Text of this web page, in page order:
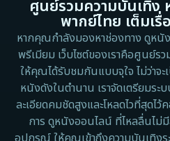
ศูนย์รวมความบันเทิง
พากย์ไทย เต็มเ
หากคุณกำลังมองหาช่องทาง ดูห
พรีเมียม เว็บไซต์ของเราคือศูนย์ร
ให้คุณได้รับชมกันแบบจุใจ ไม่ว่าจ
หนังดังในตำนาน เราจัดเตรียมร
ละเอียดคมชัดสูงและโหลดไวที่สุดไ
การ ดูหนังออนไลน์ ที่ไหลลื่นไม่